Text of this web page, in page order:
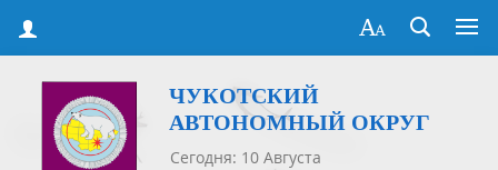
ЧУКОТСКИЙ
АВТОНОМНЫЙ ОКРУГ
Сегодня: 10 Августа